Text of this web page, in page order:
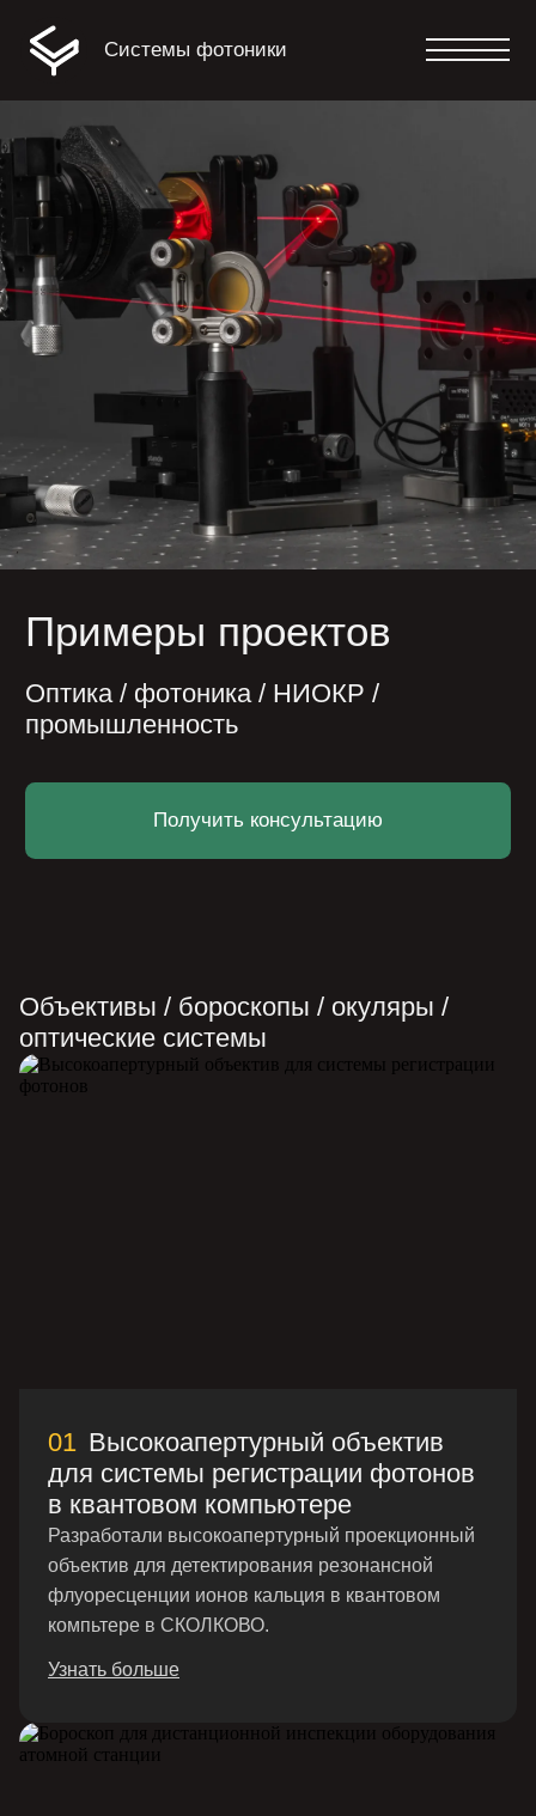
Примеры проектов
Системы фотоники
Оптика / фотоника / НИОКР /
промышленность
Объективы / бороскопы / окуляры /
оптические системы
01 Высокоапертурный объектив
для системы регистрации фотонов
в квантовом компьютере
Разработали высокоапертурный проекционный
объектив для детектирования резонансной
флуоресценции ионов кальция в квантовом
компьтере в СКОЛКОВО.
Узнать больше